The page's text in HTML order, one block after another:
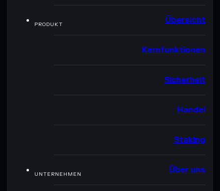
PRODUKT Übersicht
Kernfunktionen
Sicherheit
Handel
Staking
UNTERNEHMEN Über uns